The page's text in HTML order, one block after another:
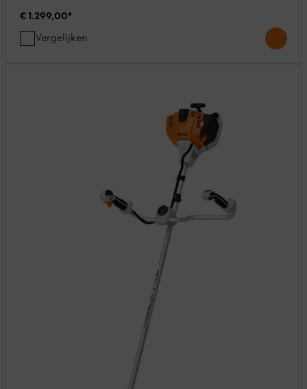
€ 1.299,00*
Vergelijken